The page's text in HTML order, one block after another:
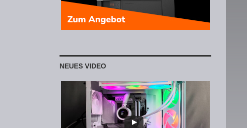
NEUES VIDEO